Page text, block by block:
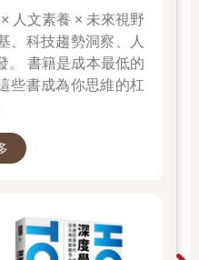
提斯、叢林探險船，還有海
我玩的那些遊樂設施都沒有
，也沒有耐心。」
話，頓時尷尬不已，急忙轉
人文素養 × 未來視野
、科技趨勢洞察、人
。 書籍是成本最低的
些書成為你思維的杠